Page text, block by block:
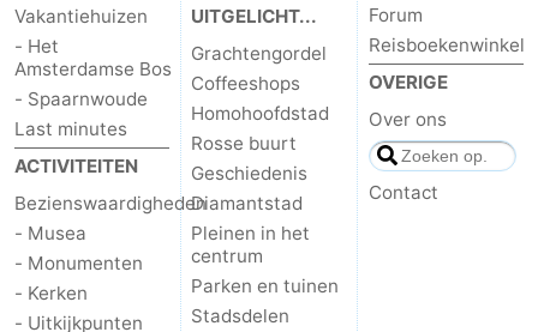
Vakantiehuizen
- Het
Amsterdamse Bos
- Spaarnwoude
Last minutes
ACTIVITEITEN
Bezienswaardigheden
- Musea
- Monumenten
- Kerken
- Uitkijkpunten
UITGELICHT...
Grachtengordel
Coffeeshops
Homohoofdstad
Rosse buurt
Geschiedenis
Diamantstad
Pleinen in het
centrum
Parken en tuinen
Stadsdelen
Forum
Reisboekenwinkel
OVERIGE
Over ons
Contact